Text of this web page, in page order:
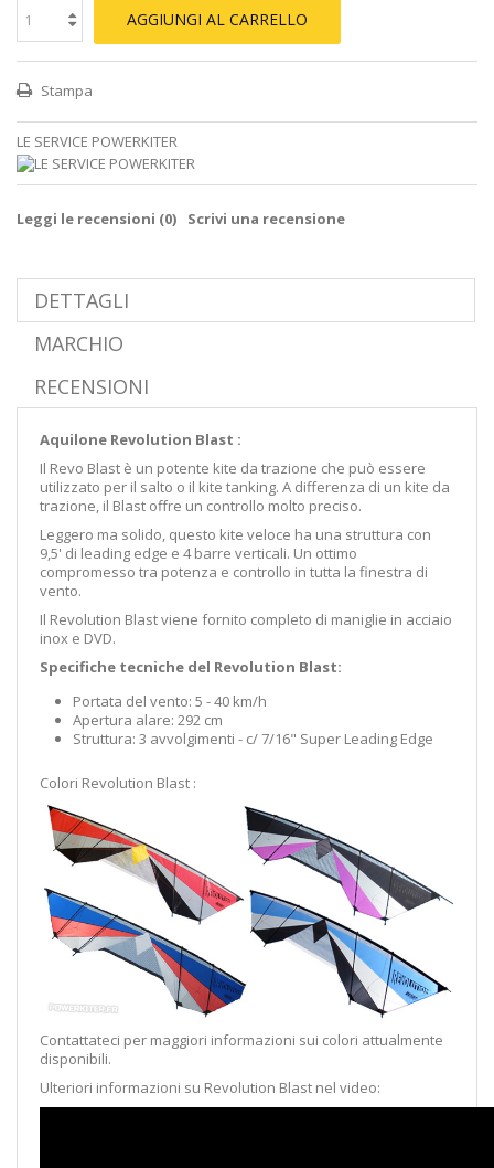
AGGIUNGI AL CARRELLO
Stampa
LE SERVICE POWERKITER
Leggi le recensioni (0) Scrivi una recensione
DETTAGLI
MARCHIO
RECENSIONI
Aquilone Revolution Blast :
Il Revo Blast è un potente kite da trazione che può essere
utilizzato per il salto o il kite tanking. A differenza di un kite da
trazione, il Blast offre un controllo molto preciso.
Leggero ma solido, questo kite veloce ha una struttura con
9,5' di leading edge e 4 barre verticali. Un ottimo
compromesso tra potenza e controllo in tutta la finestra di
vento.
Il Revolution Blast viene fornito completo di maniglie in acciaio
inox e DVD.
Specifiche tecniche del Revolution Blast:
Portata del vento: 5 - 40 km/h
Apertura alare: 292 cm
Struttura: 3 avvolgimenti - c/ 7/16" Super Leading Edge
Colori Revolution Blast :
Contattateci per maggiori informazioni sui colori attualmente
disponibili.
Ulteriori informazioni su Revolution Blast nel video: